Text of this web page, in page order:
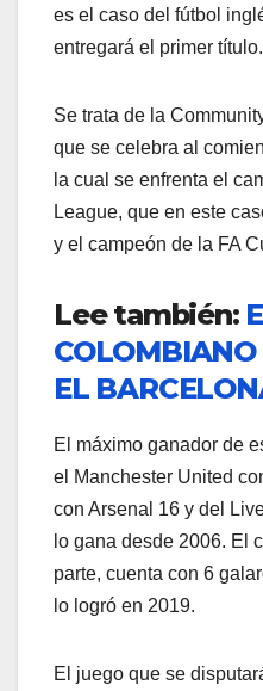
es el caso del fútbol
entregará el primer título.
Se trata de la
que se celebra al
la cual se enfrenta el
League, que en este
y el campeón de la FA
Lee también:
COLOMBIANO
EL
El máximo ganador de
el Manchester United
con Arsenal 16 y del
lo gana desde 2006. El
parte, cuenta con 6
lo logró en 2019.
El juego que se